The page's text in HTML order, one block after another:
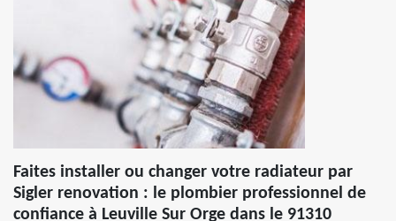
Faites installer ou changer votre radiateur par
Sigler renovation : le plombier professionnel de
confiance à Leuville Sur Orge dans le 91310